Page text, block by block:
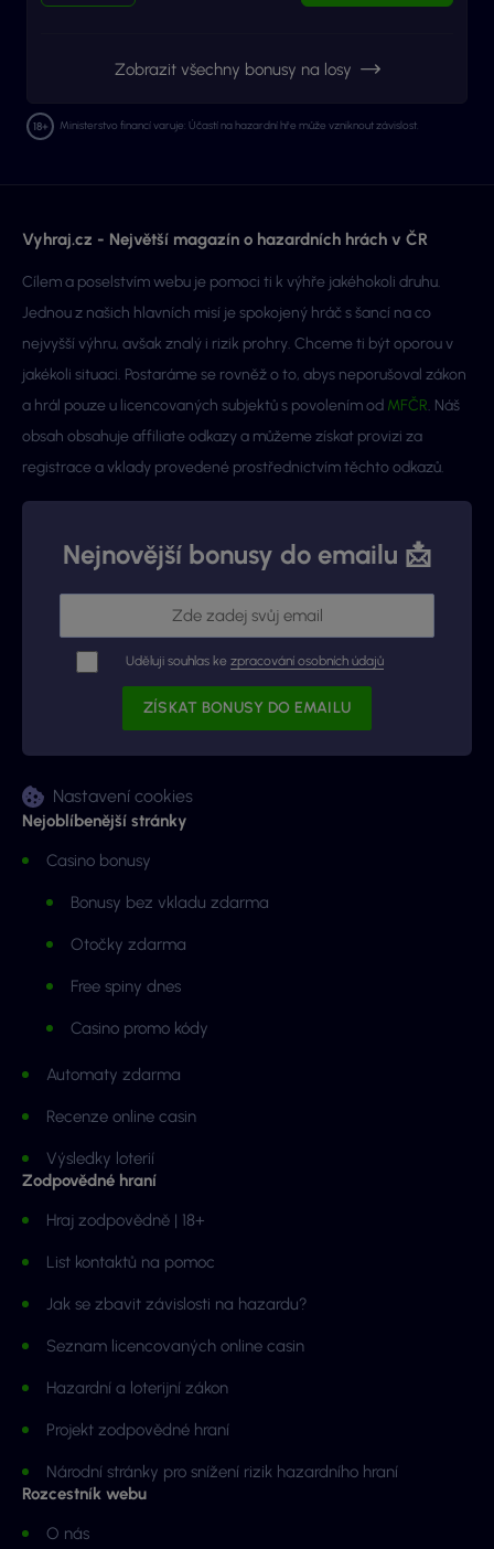
Zobrazit všechny bonusy na losy
Ministerstvo financí varuje: Účastí na hazardní hře může vzniknout závislost.
Vyhraj.cz - Největší magazín o hazardních hrách v ČR
Cílem a poselstvím webu je pomoci ti k výhře jakéhokoli druhu.
Jednou z našich hlavních misí je spokojený hráč s šancí na co
nejvyšší výhru, avšak znalý i rizik prohry. Chceme ti být oporou v
jakékoli situaci. Postaráme se rovněž o to, abys neporušoval zákon
a hrál pouze u licencovaných subjektů s povolením od MFČR. Náš
obsah obsahuje affiliate odkazy a můžeme získat provizi za
registrace a vklady provedené prostřednictvím těchto odkazů.
Nejnovější bonusy do emailu 📩
Uděluji souhlas ke zpracování osobních údajů
Nastavení cookies
Nejoblíbenější stránky
Casino bonusy
Bonusy bez vkladu zdarma
Otočky zdarma
Free spiny dnes
Casino promo kódy
Automaty zdarma
Recenze online casin
Výsledky loterií
Zodpovědné hraní
Hraj zodpovědně | 18+
List kontaktů na pomoc
Jak se zbavit závislosti na hazardu?
Seznam licencovaných online casin
Hazardní a loterijní zákon
Projekt zodpovědné hraní
Národní stránky pro snížení rizik hazardního hraní
Rozcestník webu
O nás